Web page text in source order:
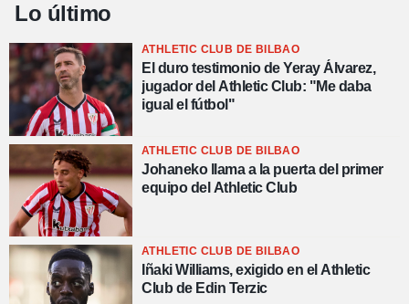
Lo último
ATHLETIC CLUB DE BILBAO
El duro testimonio de Yeray Álvarez,
jugador del Athletic Club: "Me daba
igual el fútbol"
ATHLETIC CLUB DE BILBAO
Johaneko llama a la puerta del primer
equipo del Athletic Club
ATHLETIC CLUB DE BILBAO
Iñaki Williams, exigido en el Athletic
Club de Edin Terzic